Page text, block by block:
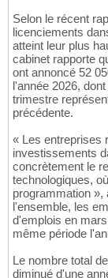
Selon le récent
licenciements
atteint leur plus
cabinet rapporte
ont annoncé 52
l'année 2026,
trimestre
précédente.
« Les entreprises
investissements
concrètement le
technologiques,
programmation »,
l'ensemble, les
d'emplois en
même période
Le nombre total
diminué d'une